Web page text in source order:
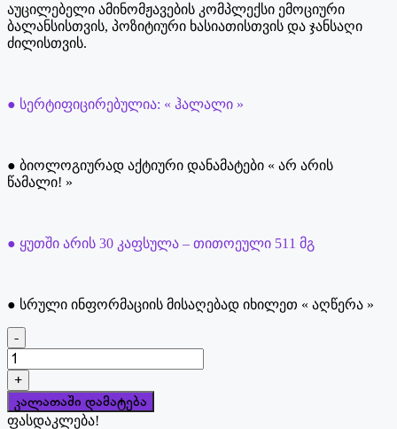
was:
60.00₾.
is:
35.00₾.
აუცილებელი ამინომჟავების კომპლექსი ემოციური
ბალანსისთვის, პოზიტიური ხასიათისთვის და ჯანსაღი
ძილისთვის.
● სერტიფიცირებულია: « ჰალალი »
● ბიოლოგიურად აქტიური დანამატები « არ არის
წამალი! »
● ყუთში არის 30 კაფსულა – თითოეული 511 მგ
● სრული ინფორმაციის მისაღებად იხილეთ « აღწერა »
-
რაოდენობა:
5-
HTP
Liposomal
+
კალათაში დამატება
ფასდაკლება!